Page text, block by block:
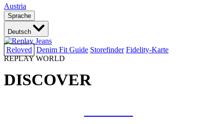
Austria
Sprache
Deutsch
Reloved Denim Fit Guide Storefinder Fidelity-Karte
REPLAY WORLD
DISCOVER